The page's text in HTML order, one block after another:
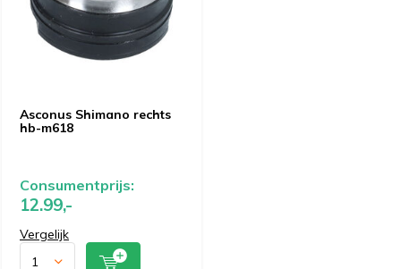
Asconus Shimano rechts
hb-m618
Consumentprijs:
12.99,-
Vergelijk